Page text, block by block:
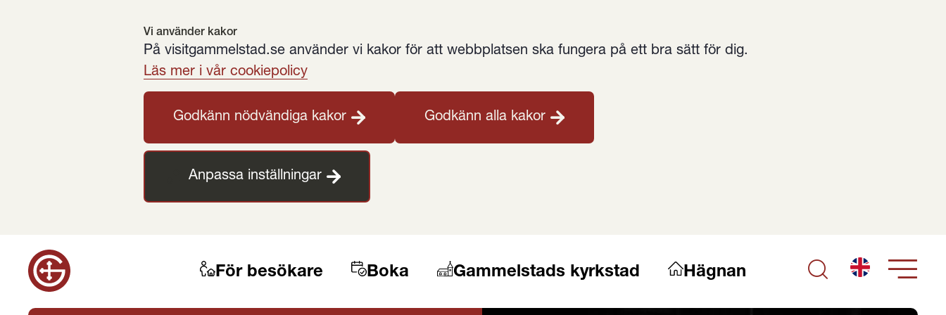
Vi använder kakor
På visitgammelstad.se använder vi kakor för att webbplatsen ska fungera på ett bra sätt för dig.
Läs mer i vår cookiepolicy
Godkänn nödvändiga kakor Godkänn alla kakor
Anpassa inställningar
För besökare Boka Gammelstads kyrkstad Hägnan English